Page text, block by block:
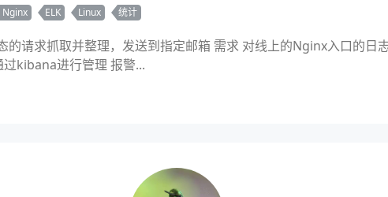
Nginx ELK Linux 统计
请求抓取并整理，发送到指定邮箱 需求 对线上的Nginx入口的日
kibana进行管理 报警...